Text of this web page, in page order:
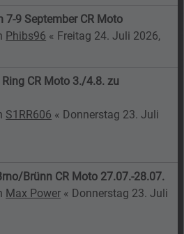
7-9 September CR Moto
Phibs96 « Freitag 24. Juli 2026,
CR Moto 3./4.8. zu
S1RR606 « Donnerstag 23. Juli
Brünn CR Moto 27.07.-28.07.
Max Power « Donnerstag 23. Juli